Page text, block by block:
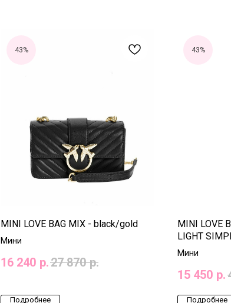
43%
MINI LOVE BAG MIX - black/gold
Мини
16 240 р.27 870 р.
Подробнее
43%
MINI LOVE
LIGHT
Мини
15 450 р.
Подробнее